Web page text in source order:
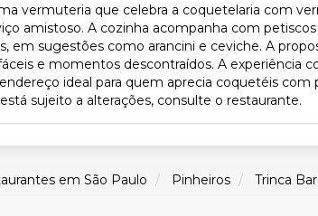
vermuteria que celebra a coquetelaria com
amistoso. A cozinha acompanha com
em sugestões como arancini e ceviche. A
e momentos descontraídos. A experiência
ideal para quem aprecia coquetéis
sujeito a alterações, consulte o restaurante.
em São Paulo Pinheiros Trinca Bar